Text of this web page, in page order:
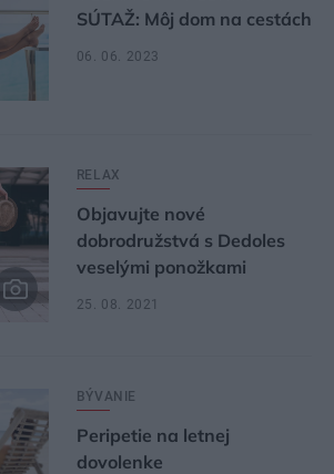
SÚTAŽ: Môj dom na cestách
06. 06. 2023
RELAX
Objavujte nové
dobrodružstvá s Dedoles
veselými ponožkami
25. 08. 2021
BÝVANIE
Peripetie na letnej
dovolenke